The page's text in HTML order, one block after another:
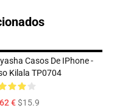
Casos De IPhone -
Kilala TP0704
€$15.9